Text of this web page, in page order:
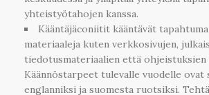
yhteistyötahojen kanssa.
Kääntäjäconiitit kääntävät
materiaaleja kuten verkkosivujen,
tiedotusmateriaalien että ohjeistuksien
Käännöstarpeet tulevalle vuodelle ovat
englanniksi ja suomesta ruotsiksi.